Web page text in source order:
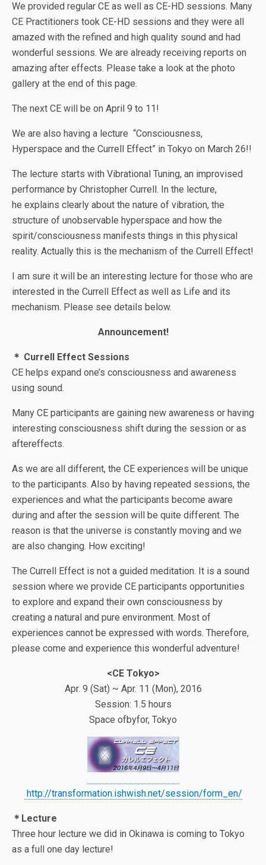
We provided regular CE as well as CE-HD sessions. Many
CE Practitioners took CE-HD sessions and they were all
amazed with the refined and high quality sound and had
wonderful sessions. We are already receiving reports on
amazing after effects. Please take a look at the photo
gallery at the end of this page.
The next CE will be on April 9 to 11!
We are also having a lecture “Consciousness,
Hyperspace and the Currell Effect” in Tokyo on March 26!!
The lecture starts with Vibrational Tuning, an improvised
performance by Christopher Currell. In the lecture,
he explains clearly about the nature of vibration, the
structure of unobservable hyperspace and how the
spirit/consciousness manifests things in this physical
reality. Actually this is the mechanism of the Currell Effect!
I am sure it will be an interesting lecture for those who are
interested in the Currell Effect as well as Life and its
mechanism. Please see details below.
Announcement!
＊ Currell Effect Sessions
CE helps expand one’s consciousness and awareness
using sound.
Many CE participants are gaining new awareness or having
interesting consciousness shift during the session or as
aftereffects.
As we are all different, the CE experiences will be unique
to the participants. Also by having repeated sessions, the
experiences and what the participants become aware
during and after the session will be quite different. The
reason is that the universe is constantly moving and we
are also changing. How exciting!
The Currell Effect is not a guided meditation. It is a sound
session where we provide CE participants opportunities
to explore and expand their own consciousness by
creating a natural and pure environment. Most of
experiences cannot be expressed with words. Therefore,
please come and experience this wonderful adventure!
<CE Tokyo>
Apr. 9 (Sat) ~ Apr. 11 (Mon), 2016
Session: 1.5 hours
Space ofbyfor, Tokyo
http://transformation.ishwish.net/session/form_en/
＊Lecture
Three hour lecture we did in Okinawa is coming to Tokyo
as a full one day lecture!